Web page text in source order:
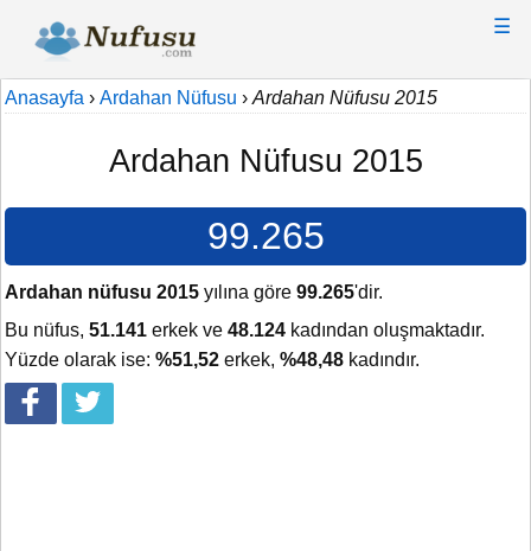
☰
Anasayfa › Ardahan Nüfusu › Ardahan Nüfusu 2015
Ardahan Nüfusu 2015
99.265
Ardahan nüfusu 2015 yılına göre 99.265'dir.
Bu nüfus, 51.141 erkek ve 48.124 kadından oluşmaktadır.
Yüzde olarak ise: %51,52 erkek, %48,48 kadındır.